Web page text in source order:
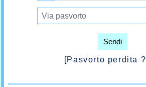
Sendi
[Pasvorto perdita ?